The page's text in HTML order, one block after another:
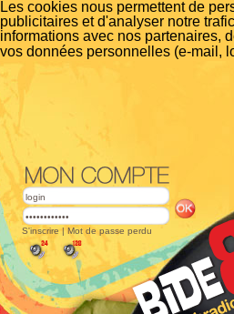
Les cookies nous permettent de
publicitaires et d'analyser notre
informations avec nos partenaires,
vos données personnelles (e-mail,
S'inscrire | Mot de passe perdu